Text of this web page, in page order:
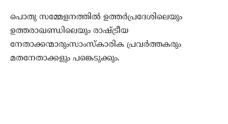
പൊതു സമ്മേളനത്തില്‍ ഉത്തര്‍പ്രദേശിലെയും
ഉത്തരാഖണ്ഡിലെയും രാഷ്ട്രീയ
നേതാക്കന്മാരുംസാംസ്‌കാരിക പ്രവര്‍ത്തകരും
മതനേതാക്കളും പങ്കെടുക്കും.